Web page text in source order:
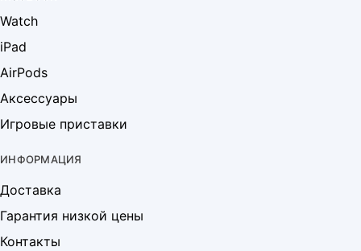
Watch
iPad
AirPods
Аксессуары
Игровые приставки
ИНФОРМАЦИЯ
Доставка
Гарантия низкой цены
Контакты